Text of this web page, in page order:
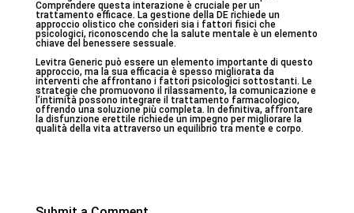
Comprendere questa interazione è cruciale per un
trattamento efficace. La gestione della DE richiede un
approccio olistico che consideri sia i fattori fisici che
psicologici, riconoscendo che la salute mentale è un elemento
chiave del benessere sessuale.
Levitra Generic può essere un elemento importante di questo
approccio, ma la sua efficacia è spesso migliorata da
interventi che affrontano i fattori psicologici sottostanti. Le
strategie che promuovono il rilassamento, la comunicazione e
l’intimità possono integrare il trattamento farmacologico,
offrendo una soluzione più completa. In definitiva, affrontare
la disfunzione erettile richiede un impegno per migliorare la
qualità della vita attraverso un equilibrio tra mente e corpo.